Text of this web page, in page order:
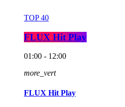
TOP 40
FLUX Hit Play
01:00 - 12:00
more_vert
FLUX Hit Play